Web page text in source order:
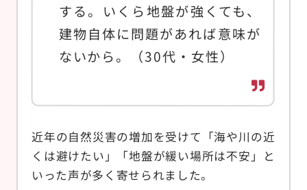
する。いくら地盤が強くても、
建物自体に問題があれば意味が
ないから。（30代・女性）
近年の自然災害の増加を受けて「海や川の近
くは避けたい」「地盤が緩い場所は不安」と
いった声が多く寄せられました。